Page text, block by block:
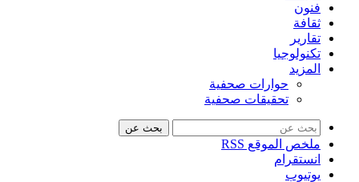
فنون
ثقافة
تقارير
تكنولوجيا
المزيد
حوارات صحفية
تحقيقات صحفية
بحث عن
ملخص الموقع RSS
انستقرام
يوتيوب